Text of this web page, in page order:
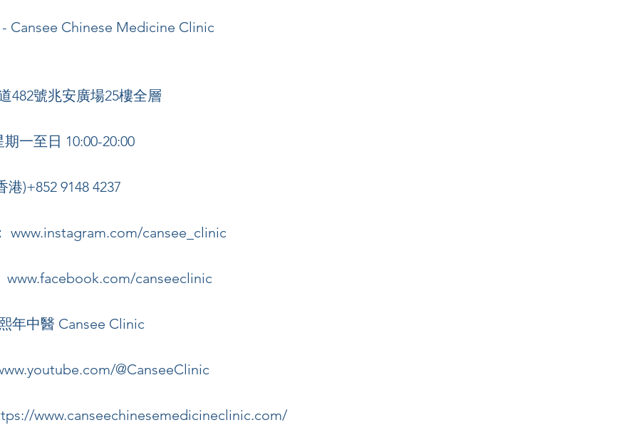
Cansee Chinese Medicine Clinic
482號兆安廣場25樓全層
一至日 10:00-20:00
港)+852 9148 4237
www.instagram.com/cansee_clinic
www.facebook.com/canseeclinic
年中醫 Cansee Clinic
@CanseeClinic
www.canseechinesemedicineclinic.com/